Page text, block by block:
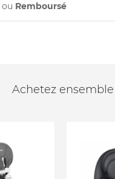
ou Remboursé
Achetez ensemble